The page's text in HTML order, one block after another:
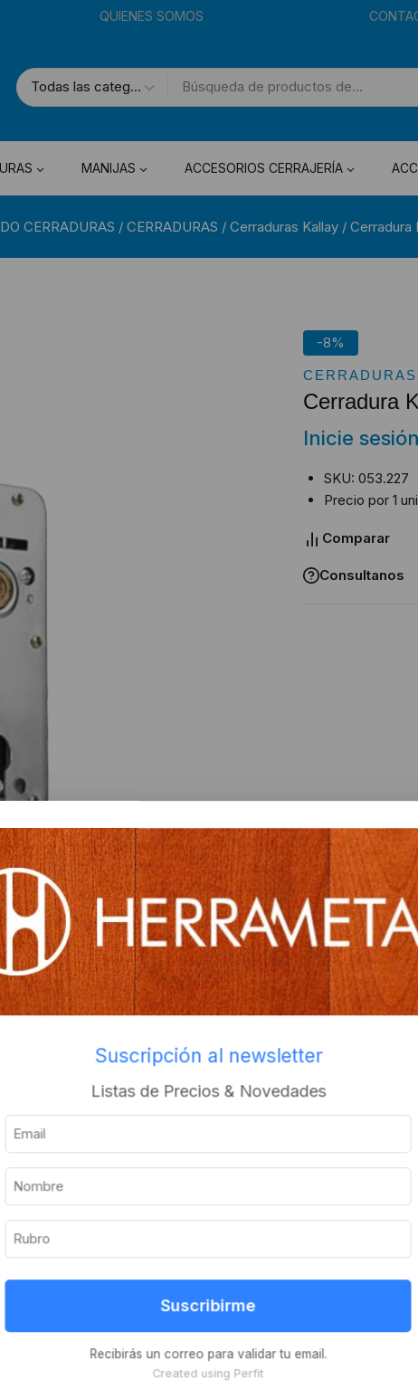
QUIENES SOMOS
MANIJAS ACCESORIOS CERRAJERÍA
CERRADURAS / CERRADURAS / Cerraduras Kallay / Cerradura
Envios a todo el pais
-8%
Cerradura
Inicie
SKU: 053.227
Precio por 1
Comparar
Consultanos
Descripción Información adicional
-8%
Suscripción al newsletter
Listas de Precios & Novedades
Suscribirme
Recibirás un correo para validar tu email.
Created using Perfit